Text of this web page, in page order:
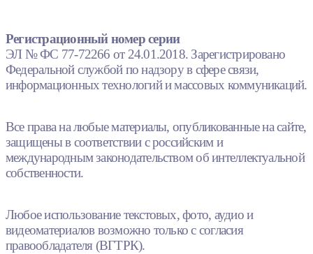
Регистрационный номер серии
ЭЛ № ФС 77-72266 от 24.01.2018. Зарегистрировано
Федеральной службой по надзору в сфере связи,
информационных технологий и массовых коммуникаций.
Все права на любые материалы, опубликованные на сайте,
защищены в соответствии с российским и
международным законодательством об интеллектуальной
собственности.
Любое использование текстовых, фото, аудио и
видеоматериалов возможно только с согласия
правообладателя (ВГТРК).